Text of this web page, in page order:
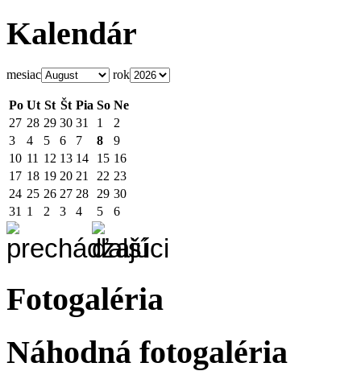
Kalendár
mesiac rok
Po Ut St Št Pia So Ne
27 28 29 30 31 1
2
3
4 5 6 7 8
9
10 11 12 13 14 15 16
17 18 19 20 21 22 23
24 25 26 27 28 29 30
31 1 2 3 4 5 6
Fotogaléria
Náhodná fotogaléria